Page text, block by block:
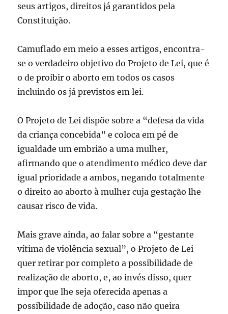
seus artigos, direitos já garantidos pela
Constituição.
Camuflado em meio a esses artigos, encontra-
se o verdadeiro objetivo do Projeto de Lei, que é
o de proibir o aborto em todos os casos
incluindo os já previstos em lei.
O Projeto de Lei dispõe sobre a “defesa da vida
da criança concebida” e coloca em pé de
igualdade um embrião a uma mulher,
afirmando que o atendimento médico deve dar
igual prioridade a ambos, negando totalmente
o direito ao aborto à mulher cuja gestação lhe
causar risco de vida.
Mais grave ainda, ao falar sobre a “gestante
vítima de violência sexual”, o Projeto de Lei
quer retirar por completo a possibilidade de
realização de aborto, e, ao invés disso, quer
impor que lhe seja oferecida apenas a
possibilidade de adoção, caso não queira